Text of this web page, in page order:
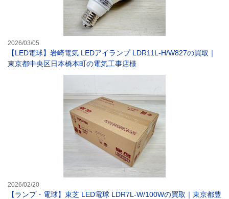
2026/03/05
【LED電球】岩崎電気 LEDアイランプ LDR11L-H/W827の買取｜
東京都中央区日本橋本町の電気工事店様
2026/02/20
【ランプ・電球】東芝 LED電球 LDR7L-W/100Wの買取｜東京都豊